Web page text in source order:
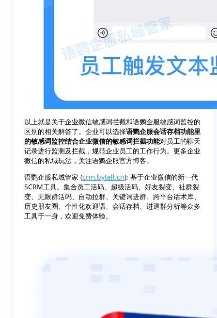
以上就是关于企业微信敏感词拦截和语鹦企服敏感词监控的
区别的相关解答了。企业可以选择语鹦企服会话存档功能里
的敏感词监控结合企业微信的敏感词拦截功能对员工的聊天
记录进行监测及拦截，规范企业员工的工作行为。更多企业
微信的私域玩法，关注语鹦企服官方博客。
语鹦企服私域管家 (crm.bytell.cn): 基于企业微信的新一代
SCRM工具。集合员工活码、超级活码、好友裂变、社群裂
变、无限群活码、自动拉群、关键词进群、跨平台话术库、
历史朋友圈、个性化欢迎语、会话存档、进退群分析等众多
工具于一身，欢迎免费体验。